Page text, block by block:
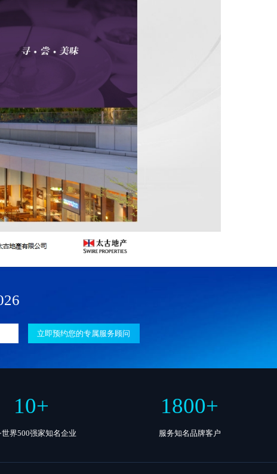
立即预约您的专属服务顾问
10+
世界500强家知名企业
1800+
服务知名品牌客户